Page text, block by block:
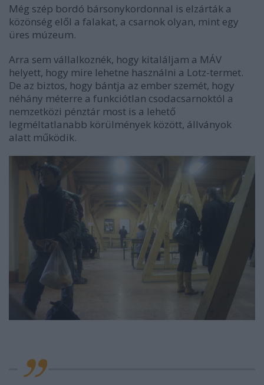
Még szép bordó bársonykordonnal is elzárták a
közönség elől a falakat, a csarnok olyan, mint egy
üres múzeum.
Arra sem vállalkoznék, hogy kitaláljam a MÁV
helyett, hogy mire lehetne használni a Lotz-termet.
De az biztos, hogy bántja az ember szemét, hogy
néhány méterre a funkciótlan csodacsarnoktól a
nemzetközi pénztár most is a lehető
legméltatlanabb körülmények között, állványok
alatt működik.